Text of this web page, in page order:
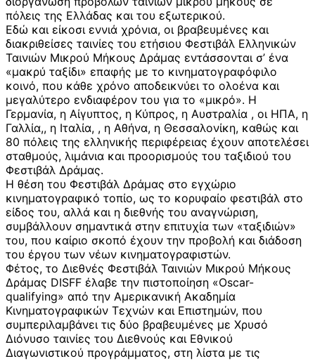
πόλεις της Ελλάδας και του εξωτερικού.
Εδώ και είκοσι εννιά χρόνια, οι βραβευμένες και
διακριθείσες ταινίες του ετήσιου Φεστιβάλ Ελληνικών
Ταινιών Μικρού Μήκους Δράμας εντάσσονται σ’ ένα
«μακρύ ταξίδι» επαφής με το κινηματογραφόφιλο
κοινό, που κάθε χρόνο αποδεικνύει το ολοένα και
μεγαλύτερο ενδιαφέρον του για το «μικρό». Η
Γερμανία, η Αίγυπτος, η Κύπρος, η Αυστραλία , οι ΗΠΑ, η
Γαλλία,, η Ιταλία, , η Αθήνα, η Θεσσαλονίκη, καθώς και
80 πόλεις της ελληνικής περιφέρειας έχουν αποτελέσει
σταθμούς, λιμάνια και προορισμούς του ταξιδιού του
Φεστιβάλ Δράμας.
Η θέση του Φεστιβάλ Δράμας στο εγχώριο
κινηματογραφικό τοπίο, ως το κορυφαίο φεστιβάλ στο
είδος του, αλλά και η διεθνής του αναγνώριση,
συμβάλλουν σημαντικά στην επιτυχία των «ταξιδιών»
του, που καίριο σκοπό έχουν την προβολή και διάδοση
του έργου των νέων κινηματογραφιστών.
Φέτος, το Διεθνές Φεστιβάλ Ταινιών Μικρού Μήκους
Δράμας DISFF έλαβε την πιστοποίηση «Oscar-
qualifying» από την Αμερικανική Ακαδημία
Κινηματογραφικών Τεχνών και Επιστημών, που
συμπεριλαμβάνει τις δύο βραβευμένες με Χρυσό
Διόνυσο ταινίες του Διεθνούς και Εθνικού
Διαγωνιστικού προγράμματος, στη λίστα με τις